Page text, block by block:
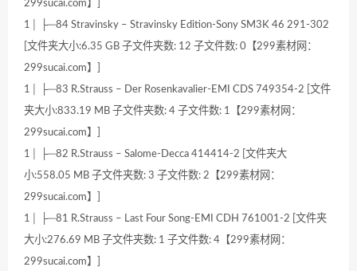
299sucai.com】]
1│ ├─84 Stravinsky – Stravinsky Edition-Sony SM3K 46 291-302
[文件夹大小:6.35 GB 子文件夹数: 12 子文件数: 0【299素材网：
299sucai.com】]
1│ ├─83 R.Strauss – Der Rosenkavalier-EMI CDS 749354-2 [文件
夹大小:833.19 MB 子文件夹数: 4 子文件数: 1【299素材网：
299sucai.com】]
1│ ├─82 R.Strauss – Salome-Decca 414414-2 [文件夹大
小:558.05 MB 子文件夹数: 3 子文件数: 2【299素材网：
299sucai.com】]
1│ ├─81 R.Strauss – Last Four Song-EMI CDH 761001-2 [文件夹
大小:276.69 MB 子文件夹数: 1 子文件数: 4【299素材网：
299sucai.com】]